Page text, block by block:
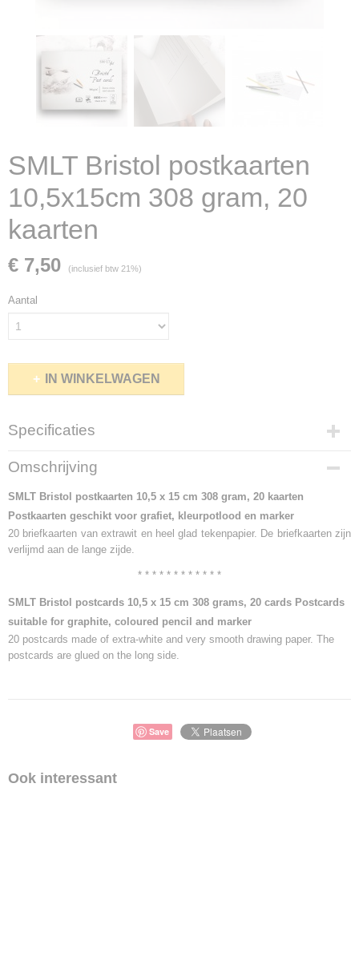
SMLT Bristol postkaarten
10,5x15cm 308 gram, 20
kaarten
€ 7,50 (inclusief btw 21%)
Aantal
IN WINKELWAGEN
Specificaties
Netto gewicht
0,50 Kg
Bruto gewicht
0,50 Kg
Omschrijving
SMLT Bristol postkaarten 10,5 x 15 cm 308 gram, 20 kaarten
Postkaarten geschikt voor grafiet, kleurpotlood en marker
20 briefkaarten van extrawit en heel glad tekenpapier. De briefkaarten zijn
verlijmd aan de lange zijde.
* * * * * * * * * * * *
SMLT Bristol postcards 10,5 x 15 cm 308 grams, 20 cards Postcards
suitable for graphite, coloured pencil and marker
20 postcards made of extra-white and very smooth drawing paper. The
postcards are glued on the long side.
Save
Ook interessant